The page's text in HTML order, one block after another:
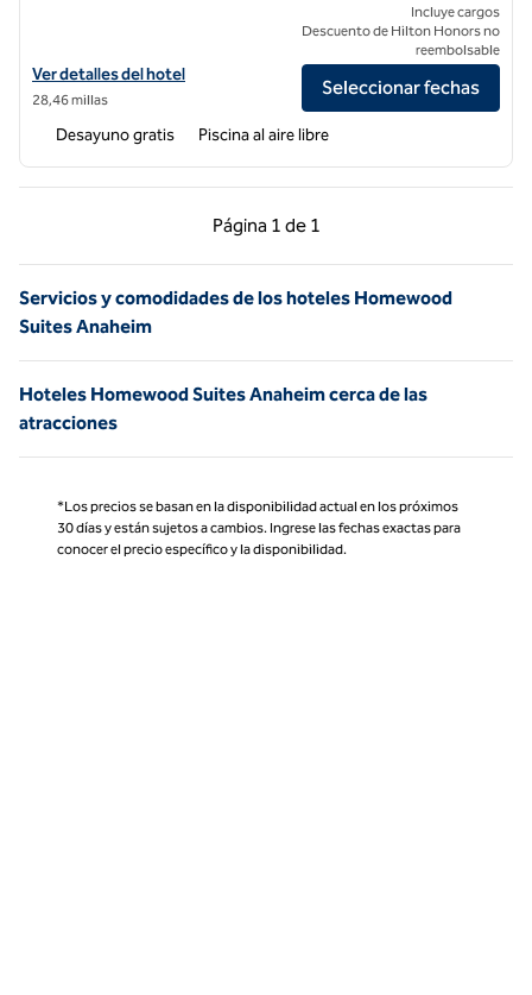
Ver detalles del hotel Homewood Suites by Hilton Los Angeles
Ver detalles del hotel
28,46 millas
Incluye cargos
Descuento de Hilton Honors no
reembolsable
Seleccionar fechas
Desayuno gratis Piscina al aire libre
Página 1 de 1
Página anterior, 1 de 1
Página 1 de 1
Servicios y comodidades de los hoteles Homewood
Suites Anaheim
Hoteles Homewood Suites Anaheim cerca de las
atracciones
*Los precios se basan en la disponibilidad actual en los próximos
30 días y están sujetos a cambios. Ingrese las fechas exactas para
conocer el precio específico y la disponibilidad.